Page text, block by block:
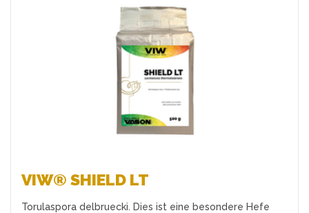
VIW® SHIELD LT
Torulaspora delbruecki. Dies ist eine besondere Hefe